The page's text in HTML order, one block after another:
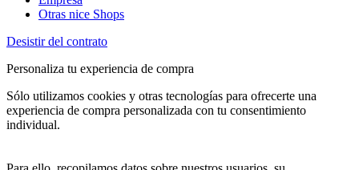
Otras nice Shops
Desistir del contrato
Personaliza tu experiencia de compra
Sólo utilizamos cookies y otras tecnologías para ofrecerte una
experiencia de compra personalizada con tu consentimiento
individual.